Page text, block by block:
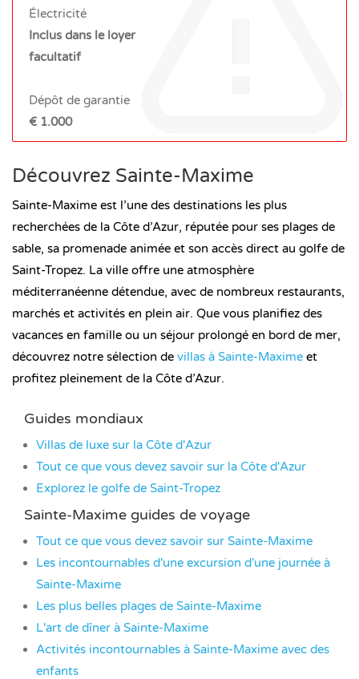
Électricité
Inclus dans le loyer
facultatif
Dépôt de garantie
€ 1.000
Découvrez Sainte-Maxime
Sainte-Maxime est l’une des destinations les plus
recherchées de la Côte d’Azur, réputée pour ses plages de
sable, sa promenade animée et son accès direct au golfe de
Saint-Tropez. La ville offre une atmosphère
méditerranéenne détendue, avec de nombreux restaurants,
marchés et activités en plein air. Que vous planifiez des
vacances en famille ou un séjour prolongé en bord de mer,
découvrez notre sélection de villas à Sainte-Maxime et
profitez pleinement de la Côte d’Azur.
Guides mondiaux
Villas de luxe sur la Côte d'Azur
Tout ce que vous devez savoir sur la Côte d'Azur
Explorez le golfe de Saint-Tropez
Sainte-Maxime guides de voyage
Tout ce que vous devez savoir sur Sainte-Maxime
Les incontournables d'une excursion d'une journée à
Sainte-Maxime
Les plus belles plages de Sainte-Maxime
L'art de dîner à Sainte-Maxime
Activités incontournables à Sainte-Maxime avec des
enfants